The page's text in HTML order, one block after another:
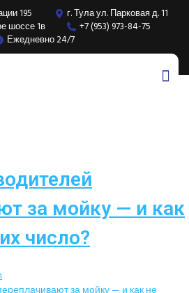
195
г. Тула ул. Парковая д. 11
шоссе 1в
+7 (953) 973-84-75
Ежедневно 24/7
за мойку — и как
число?